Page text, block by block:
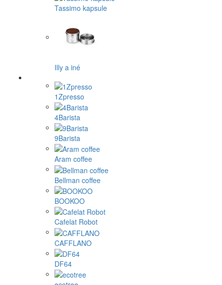
Tassimo kapsule
Illy a iné
1Zpresso
4Barista
9Barista
Aram coffee
Bellman coffee
BOOKOO
Cafelat Robot
CAFFLANO
DF64